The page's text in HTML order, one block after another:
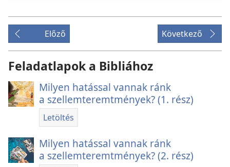
Előző Következő
Feladatlapok a Bibliához
Milyen hatással vannak ránk
a szellemteremtmények? (1. rész)
Letöltés
Milyen hatással vannak ránk
a szellemteremtmények? (2. rész)